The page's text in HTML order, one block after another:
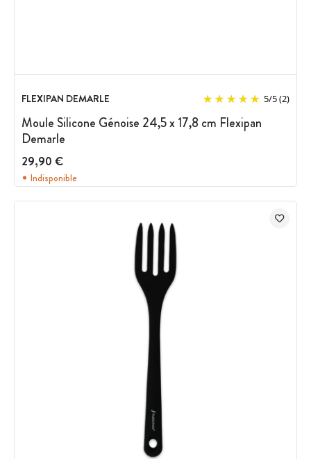
FLEXIPAN DEMARLE 5/5(2)
Moule Silicone Génoise 24,5 x 17,8 cm Flexipan
Demarle
29,90 €
Indisponible